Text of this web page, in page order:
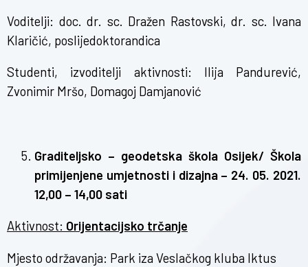
Voditelji: doc. dr. sc. Dražen Rastovski, dr. sc. Ivana
Klaričić, poslijedoktorandica
Studenti, izvoditelji aktivnosti: Ilija Pandurević,
Zvonimir Mršo, Domagoj Damjanović
Graditeljsko – geodetska škola Osijek/ Škola
primijenjene umjetnosti i dizajna – 24. 05. 2021.
12,00 – 14,00 sati
Aktivnost: Orijentacijsko trčanje
Mjesto održavanja: Park iza Veslačkog kluba Iktus